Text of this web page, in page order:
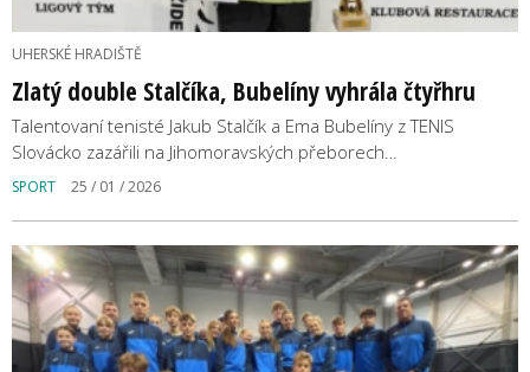
UHERSKÉ HRADIŠTĚ
Zlatý double Stalčíka, Bubelíny vyhrála čtyřhru
Talentovaní tenisté Jakub Stalčík a Ema Bubelíny z TENIS
Slovácko zazářili na Jihomoravských přeborech…
SPORT 25 / 01 / 2026